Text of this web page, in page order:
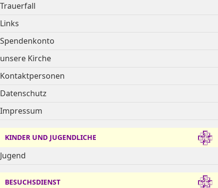
Trauerfall
Links
Spendenkonto
unsere Kirche
Kontaktpersonen
Datenschutz
Impressum
KINDER UND JUGENDLICHE
Jugend
BESUCHSDIENST